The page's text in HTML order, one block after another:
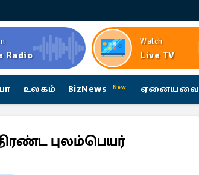
Radio
Watch
Live TV
உலகம் BizNews New ஏனையவை
புலம்பெயர்